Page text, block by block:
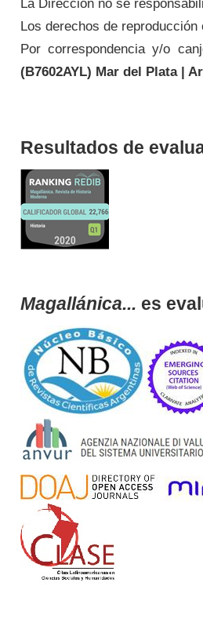
Los derechos de
Por correspondencia y/o
(B7602AYL) Mar del Plata |
Resultados de
Magallánica... es